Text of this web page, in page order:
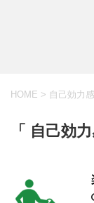
HOME > 自己効力感
「 自己効